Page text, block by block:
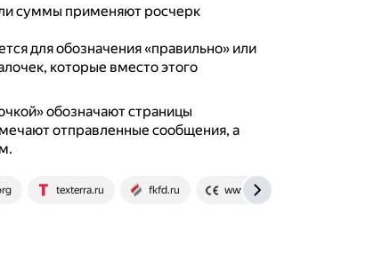
суммы применяют росчерк
для обозначения «правильно» или
которые вместо этого
обозначают страницы
отправленные сообщения, а
texterra.ru fkfd.ru www.icqc.eu